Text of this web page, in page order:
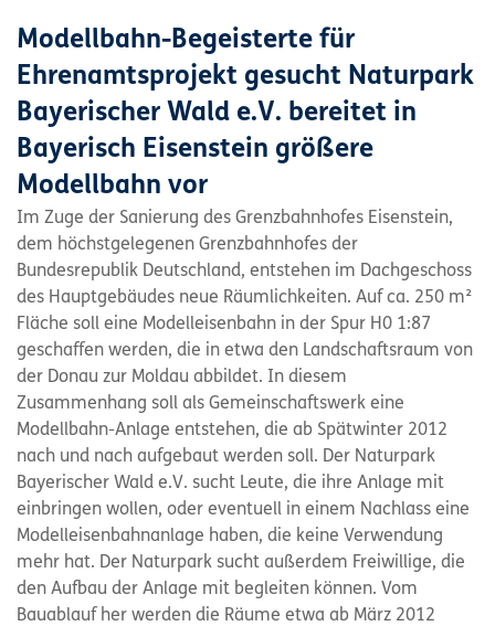
Modellbahn-Begeisterte für
Ehrenamtsprojekt gesucht Naturpark
Bayerischer Wald e.V. bereitet in
Bayerisch Eisenstein größere
Modellbahn vor
Im Zuge der Sanierung des Grenzbahnhofes Eisenstein,
dem höchstgelegenen Grenzbahnhofes der
Bundesrepublik Deutschland, entstehen im Dachgeschoss
des Hauptgebäudes neue Räumlichkeiten. Auf ca. 250 m²
Fläche soll eine Modelleisenbahn in der Spur H0 1:87
geschaffen werden, die in etwa den Landschaftsraum von
der Donau zur Moldau abbildet. In diesem
Zusammenhang soll als Gemeinschaftswerk eine
Modellbahn-Anlage entstehen, die ab Spätwinter 2012
nach und nach aufgebaut werden soll. Der Naturpark
Bayerischer Wald e.V. sucht Leute, die ihre Anlage mit
einbringen wollen, oder eventuell in einem Nachlass eine
Modelleisenbahnanlage haben, die keine Verwendung
mehr hat. Der Naturpark sucht außerdem Freiwillige, die
den Aufbau der Anlage mit begleiten können. Vom
Bauablauf her werden die Räume etwa ab März 2012